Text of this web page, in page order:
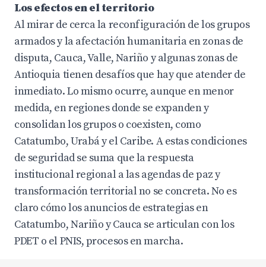
Los efectos en el territorio
Al mirar de cerca la reconfiguración de los grupos
armados y la afectación humanitaria en zonas de
disputa, Cauca, Valle, Nariño y algunas zonas de
Antioquia tienen desafíos que hay que atender de
inmediato. Lo mismo ocurre, aunque en menor
medida, en regiones donde se expanden y
consolidan los grupos o coexisten, como
Catatumbo, Urabá y el Caribe. A estas condiciones
de seguridad se suma que la respuesta
institucional regional a las agendas de paz y
transformación territorial no se concreta. No es
claro cómo los anuncios de estrategias en
Catatumbo, Nariño y Cauca se articulan con los
PDET o el PNIS, procesos en marcha.